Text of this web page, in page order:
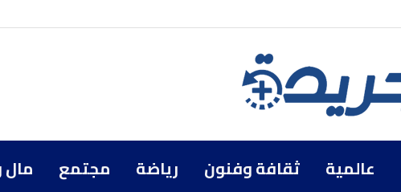
عالمية ثقافة وفنون رياضة مجتمع مال